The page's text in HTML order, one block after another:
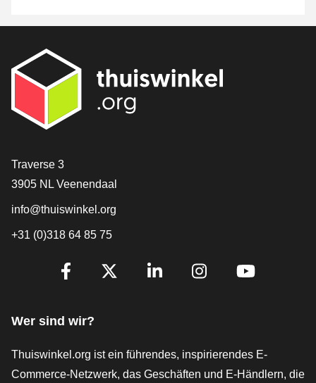
[_General:Contact]
Traverse 3
3905 NL Veenendaal
info@thuiswinkel.org
+31 (0)318 64 85 75
[_General:SocialMediaTitle]
Wer sind wir?
Thuiswinkel.org ist ein führendes, inspirierendes E-
Commerce-Netzwerk, das Geschäften und E-Händlern, die